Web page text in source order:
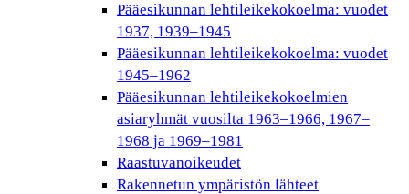
Pääesikunnan lehtileikekokoelma: vuodet
1937, 1939–1945
Pääesikunnan lehtileikekokoelma: vuodet
1945–1962
Pääesikunnan lehtileikekokoelmien
asiaryhmät vuosilta 1963–1966, 1967–
1968 ja 1969–1981
Raastuvanoikeudet
Rakennetun ympäristön lähteet